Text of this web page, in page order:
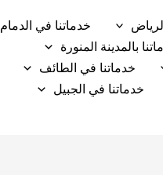
خدماتنا في الدمام
بالمدينة المنورة
خدماتنا في الطائف
خدماتنا في الجبيل